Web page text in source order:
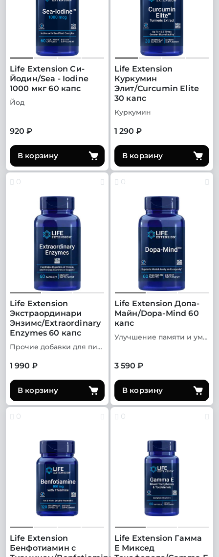
Life Extension Си-
Йодин/Sea - Iodine
1000 мкг 60 капс
Йод
920 ₽
В корзину
Life Extension
Куркумин
Элит/Curcumin Elite
30 капс
Куркумин
1 290 ₽
В корзину
0
Life Extension
Экстраординари
Энзимс/Extraordinary
Enzymes 60 капс
Прочие добавки для пищеварительной системы
1 990 ₽
В корзину
0
Life Extension Допа-
Майн/Dopa-Mind 60
капс
Улучшение памяти и умственной деятельности
3 590 ₽
В корзину
0
Life Extension
Бенфотиамин с
0
Life Extension Гамма
Е Миксед